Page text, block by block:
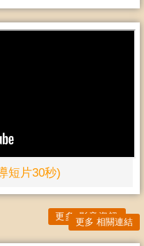
短片30秒)
更多 影音資訊
更多 相關連結